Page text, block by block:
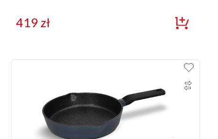
419 zł